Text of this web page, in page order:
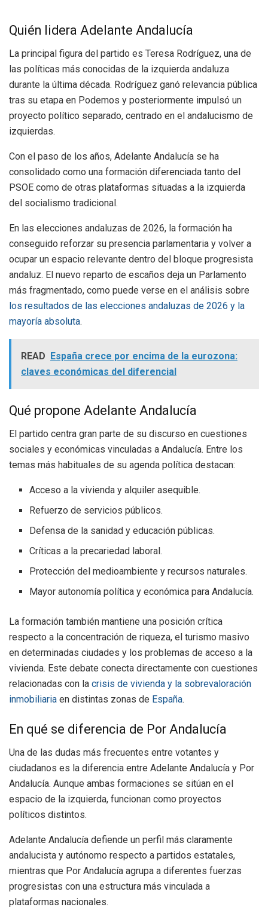
Quién lidera Adelante Andalucía
La principal figura del partido es Teresa Rodríguez, una de
las políticas más conocidas de la izquierda andaluza
durante la última década. Rodríguez ganó relevancia pública
tras su etapa en Podemos y posteriormente impulsó un
proyecto político separado, centrado en el andalucismo de
izquierdas.
Con el paso de los años, Adelante Andalucía se ha
consolidado como una formación diferenciada tanto del
PSOE como de otras plataformas situadas a la izquierda
del socialismo tradicional.
En las elecciones andaluzas de 2026, la formación ha
conseguido reforzar su presencia parlamentaria y volver a
ocupar un espacio relevante dentro del bloque progresista
andaluz. El nuevo reparto de escaños deja un Parlamento
más fragmentado, como puede verse en el análisis sobre
los resultados de las elecciones andaluzas de 2026 y la
mayoría absoluta.
READ España crece por encima de la eurozona:
claves económicas del diferencial
Qué propone Adelante Andalucía
El partido centra gran parte de su discurso en cuestiones
sociales y económicas vinculadas a Andalucía. Entre los
temas más habituales de su agenda política destacan:
Acceso a la vivienda y alquiler asequible.
Refuerzo de servicios públicos.
Defensa de la sanidad y educación públicas.
Críticas a la precariedad laboral.
Protección del medioambiente y recursos naturales.
Mayor autonomía política y económica para Andalucía.
La formación también mantiene una posición crítica
respecto a la concentración de riqueza, el turismo masivo
en determinadas ciudades y los problemas de acceso a la
vivienda. Este debate conecta directamente con cuestiones
relacionadas con la crisis de vivienda y la sobrevaloración
inmobiliaria en distintas zonas de España.
En qué se diferencia de Por Andalucía
Una de las dudas más frecuentes entre votantes y
ciudadanos es la diferencia entre Adelante Andalucía y Por
Andalucía. Aunque ambas formaciones se sitúan en el
espacio de la izquierda, funcionan como proyectos
políticos distintos.
Adelante Andalucía defiende un perfil más claramente
andalucista y autónomo respecto a partidos estatales,
mientras que Por Andalucía agrupa a diferentes fuerzas
progresistas con una estructura más vinculada a
plataformas nacionales.